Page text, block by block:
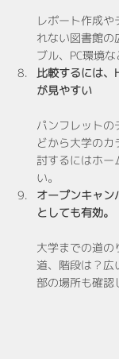
レポート作成
れない図書館の
ブル、PC環境な
比較するには、
が見やすい
パンフレットの
どから大学の
討するにはホー
い。
オープンキャン
としても有効。
大学までの道の
道、階段は？広
部の場所も確認